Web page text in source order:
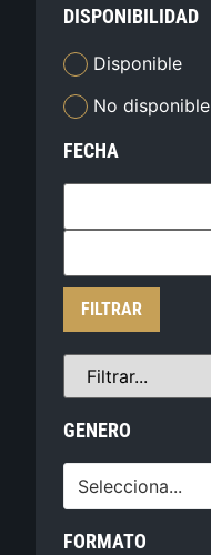
DISPONIBILIDAD
Disponible
No disponible
FECHA
FILTRAR
GENERO
Selecciona...
FORMATO